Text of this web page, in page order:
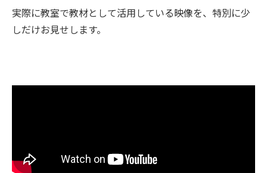
実際に教室で教材として活用している映像を、特別に少
しだけお見せします。